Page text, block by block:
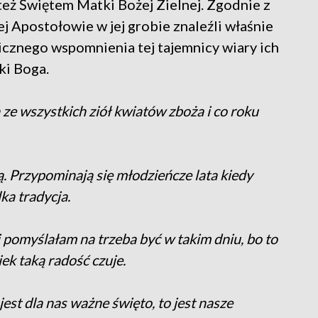
Świętem Matki Bożej Zielnej. Zgodnie z
w jej grobie znaleźli właśnie
wspomnienia tej tajemnicy wiary ich
Boga.
wszystkich ziół kwiatów zboża i co roku
Przypominają się młodzieńcze lata kiedy
tradycja.
pomyślałam na trzeba być w takim dniu, bo to
taką radość czuje.
dla nas ważne święto, to jest nasze